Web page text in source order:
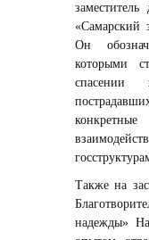
«Самарский
Он
которыми
спасении
Также на
надежды»